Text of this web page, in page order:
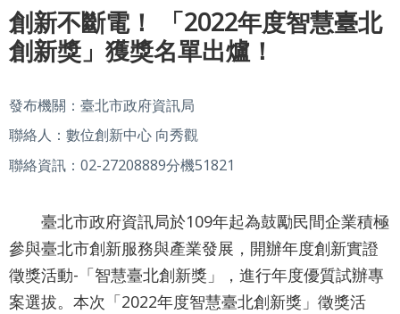
數
位
平
權
公
告
資
訊
業
務
資
訊
創新不斷電！ 「2022年度智慧臺北
創新獎」獲獎名單出爐！
發布機關：臺北市政府資訊局
聯絡人：數位創新中心 向秀觀
聯絡資訊：02-27208889分機51821
臺北市政府資訊局於109年起為鼓勵民間企業積極
參與臺北市創新服務與產業發展，開辦年度創新實證
徵獎活動-「智慧臺北創新獎」，進行年度優質試辦專
案選拔。本次「2022年度智慧臺北創新獎」徵獎活